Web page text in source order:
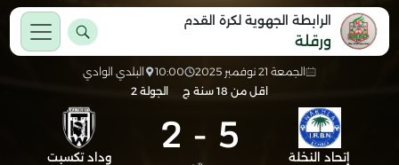
الرابطة الجهوية لكرة القدم
ورقلة
الجمعة 21 نوفمبر 2025 10:00
البلدي الوادي
اقل من 18 سنة ج
الجولة 2
إتحاد النخلة 5
-
2 وداد تكسبت